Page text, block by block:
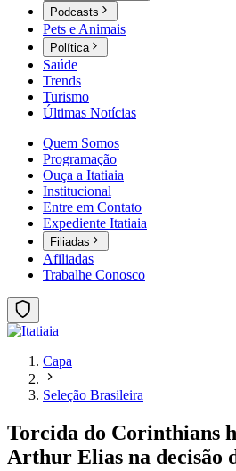
Podcasts
Pets e Animais
Política
Saúde
Trends
Turismo
Últimas Notícias
Quem Somos
Programação
Ouça a Itatiaia
Institucional
Entre em Contato
Expediente Itatiaia
Filiadas
Afiliadas
Trabalhe Conosco
Capa
Seleção Brasileira
Torcida do Corinthians
Arthur Elias na decisão